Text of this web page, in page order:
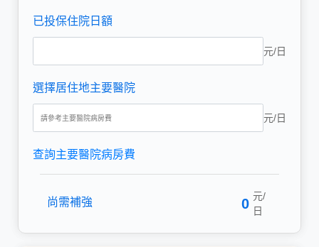
已投保住院日額
元/日
選擇居住地主要醫院
元/日
查詢主要醫院病房費
尚需補強 0 元/
日